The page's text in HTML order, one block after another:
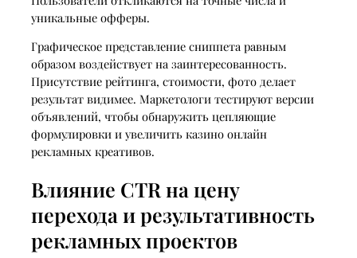
уникальные офферы.
Графическое представление сниппета равным
образом воздействует на заинтересованность.
Присутствие рейтинга, стоимости, фото делает
результат видимее. Маркетологи тестируют версии
объявлений, чтобы обнаружить цепляющие
формулировки и увеличить казино онлайн
рекламных креативов.
Влияние CTR на цену
перехода и результативность
рекламных проектов